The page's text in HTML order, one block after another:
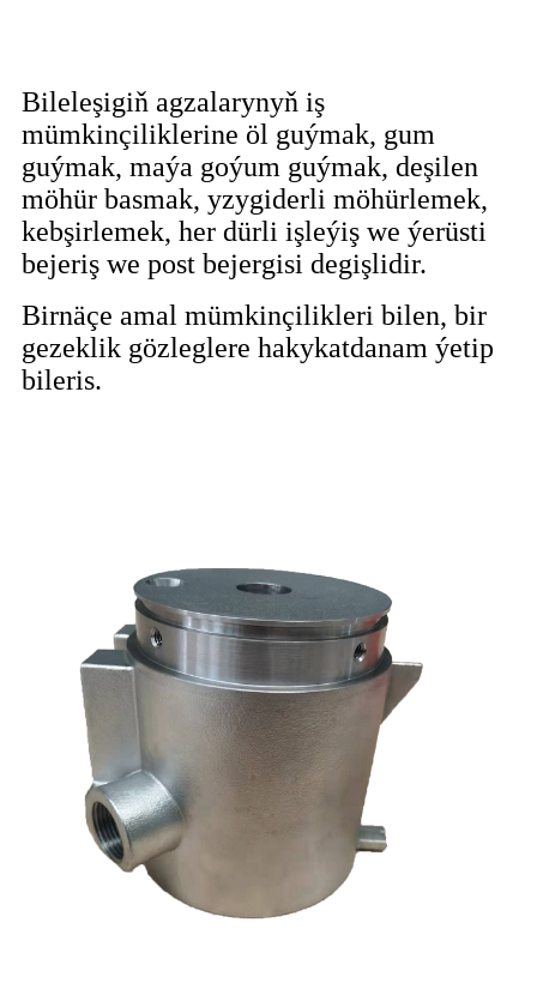
Bileleşigiň agzalarynyň iş
mümkinçiliklerine öl guýmak, gum
guýmak, maýa goýum guýmak, deşilen
möhür basmak, yzygiderli möhürlemek,
kebşirlemek, her dürli işleýiş we ýerüsti
bejeriş we post bejergisi degişlidir.
Birnäçe amal mümkinçilikleri bilen, bir
gezeklik gözleglere hakykatdanam ýetip
bileris.